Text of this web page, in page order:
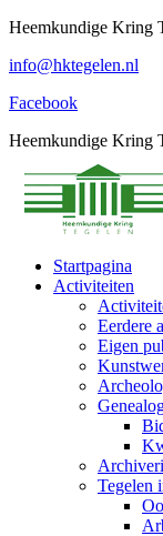
Spring
content
Heemkundige Kring
info@hktegelen.nl
Facebook
Heemkundige Kring
Startpagina
Activiteiten
Eerdere
Eigen
Tegelen